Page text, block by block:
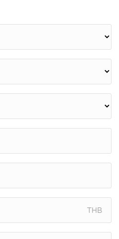
THB